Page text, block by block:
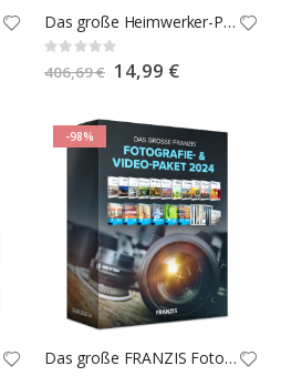
Das große Heimwerker-Profi-Paket 4.0
Rating:
0%
406,69 € Special
Price
14,99 €
-98%
Das große FRANZIS Fotografie- & Video-Paket 2024